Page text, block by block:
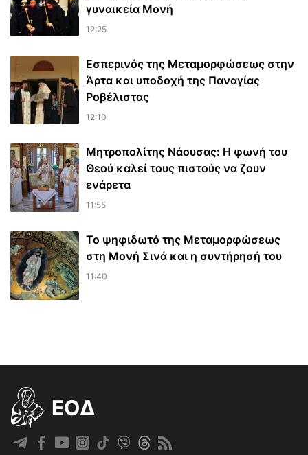
γυναικεία Μονή
12:25
Εσπερινός της Μεταμορφώσεως στην
Άρτα και υποδοχή της Παναγίας
Ροβέλιστας
12:10
Μητροπολίτης Νάουσας: Η φωνή του
Θεού καλεί τους πιστούς να ζουν
ενάρετα
11:55
Το ψηφιδωτό της Μεταμορφώσεως
στη Μονή Σινά και η συντήρησή του
11:40
EOΔ